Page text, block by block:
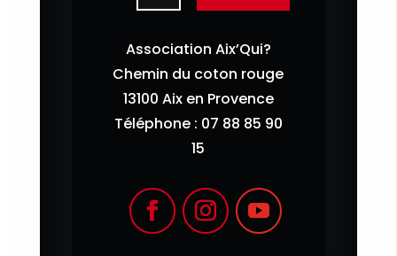
Association Aix’Qui?
Chemin du coton rouge
13100 Aix en Provence
Téléphone : 07 88 85 90
15